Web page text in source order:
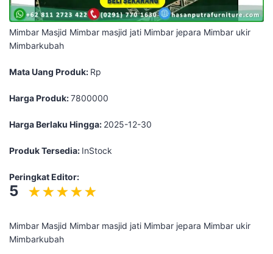
Mimbar Masjid Mimbar masjid jati Mimbar jepara Mimbar ukir
Mimbarkubah
Mata Uang Produk: Rp
Harga Produk:7800000
Harga Berlaku Hingga: 2025-12-30
Produk Tersedia: InStock
Peringkat Editor:
5
Mimbar Masjid Mimbar masjid jati Mimbar jepara Mimbar ukir
Mimbarkubah